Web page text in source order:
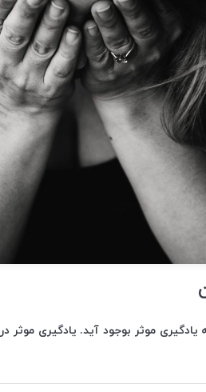
موثر بوجود آید. یادگیری موثر